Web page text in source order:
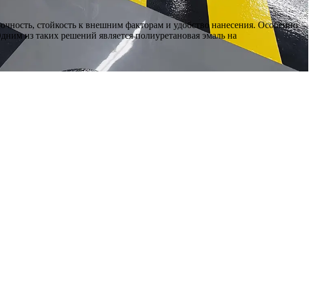
стойкость к внешним факторам и удобство нанесения. Особенно
из таких решений является полиуретановая эмаль на